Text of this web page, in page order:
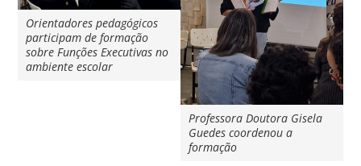
Orientadores pedagógicos
participam de formação
sobre Funções Executivas no
ambiente escolar
Professora Doutora Gisela
Guedes coordenou a
formação